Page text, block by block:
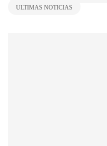
ULTIMAS NOTICIAS